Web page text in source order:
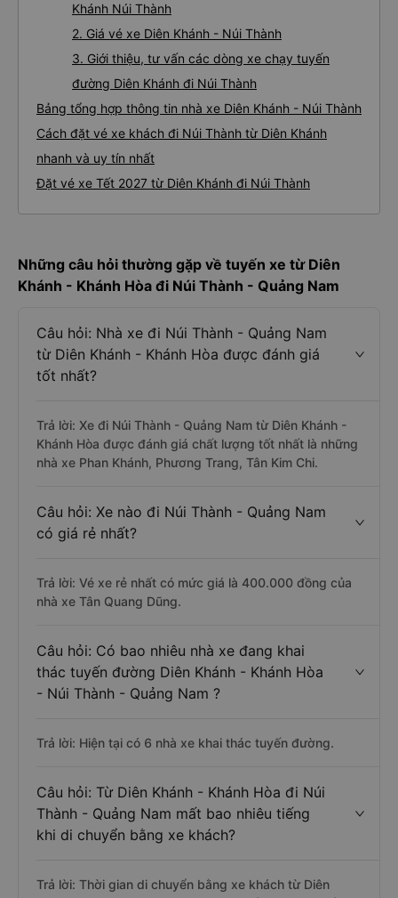
Khánh Núi Thành
2. Giá vé xe Diên Khánh - Núi Thành
3. Giới thiệu, tư vấn các dòng xe chạy tuyến
đường Diên Khánh đi Núi Thành
Bảng tổng hợp thông tin nhà xe Diên Khánh - Núi Thành
Cách đặt vé xe khách đi Núi Thành từ Diên Khánh
nhanh và uy tín nhất
Đặt vé xe Tết 2027 từ Diên Khánh đi Núi Thành
Những câu hỏi thường gặp về tuyến xe từ Diên
Khánh - Khánh Hòa đi Núi Thành - Quảng Nam
Câu hỏi: Nhà xe đi Núi Thành - Quảng Nam
từ Diên Khánh - Khánh Hòa được đánh giá
tốt nhất?
Trả lời: Xe đi Núi Thành - Quảng Nam từ Diên Khánh -
Khánh Hòa được đánh giá chất lượng tốt nhất là những
nhà xe Phan Khánh, Phương Trang, Tân Kim Chi.
Câu hỏi: Xe nào đi Núi Thành - Quảng Nam
có giá rẻ nhất?
Trả lời: Vé xe rẻ nhất có mức giá là 400.000 đồng của
nhà xe Tân Quang Dũng.
Câu hỏi: Có bao nhiêu nhà xe đang khai
thác tuyến đường Diên Khánh - Khánh Hòa
- Núi Thành - Quảng Nam ?
Trả lời: Hiện tại có 6 nhà xe khai thác tuyến đường.
Câu hỏi: Từ Diên Khánh - Khánh Hòa đi Núi
Thành - Quảng Nam mất bao nhiêu tiếng
khi di chuyển bằng xe khách?
Trả lời: Thời gian di chuyển bằng xe khách từ Diên